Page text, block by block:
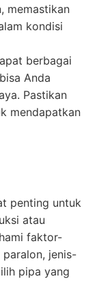
memastikan
kondisi
berbagai
Anda
Pastikan
mendapatkan
penting untuk
atau
faktor-
jenis-
pipa yang